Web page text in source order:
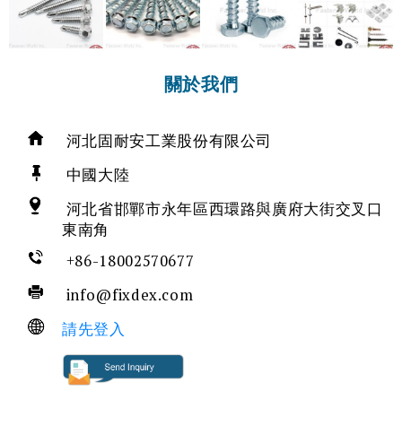
關於我們
河北固耐安工業股份有限公司
中國大陸
河北省邯鄲市永年區西環路與廣府大街交叉口
東南角
+86-18002570677
info@fixdex.com
請先登入